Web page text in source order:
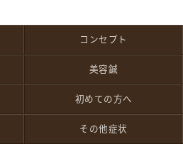
コンセプト
美容鍼
初めての方へ
その他症状